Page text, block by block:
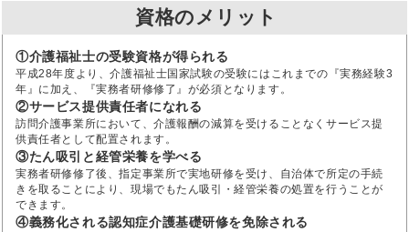
資格のメリット
①介護福祉士の受験資格が得られる
平成28年度より、介護福祉士国家試験の受験にはこれまでの『実務経験3
年』に加え、『実務者研修修了』が必須となります。
②サービス提供責任者になれる
訪問介護事業所において、介護報酬の減算を受けることなくサービス提
供責任者として配置されます。
③たん吸引と経管栄養を学べる
実務者研修修了後、指定事業所で実地研修を受け、自治体で所定の手続
きを取ることにより、現場でもたん吸引・経管栄養の処置を行うことが
できます。
④義務化される認知症介護基礎研修を免除される